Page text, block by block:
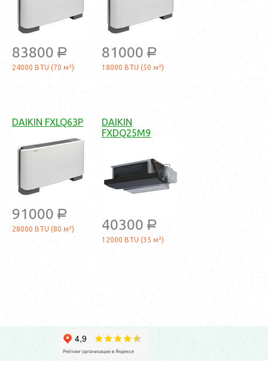
83800 a
24000 BTU (70 м²)
81000 a
18000 BTU (50 м²)
DAIKIN FXLQ63P
91000 a
28000 BTU (80 м²)
DAIKIN
FXDQ25M9
40300 a
12000 BTU (35 м²)